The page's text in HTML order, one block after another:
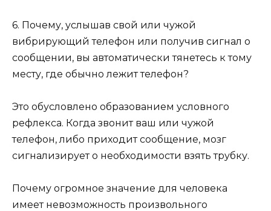
6. Почему, услышав свой или чужой
вибрирующий телефон или получив сигнал о
сообщении, вы автоматически тянетесь к тому
месту, где обычно лежит телефон?
Это обусловлено образованием условного
рефлекса. Когда звонит ваш или чужой
телефон, либо приходит сообщение, мозг
сигнализирует о необходимости взять трубку.
Почему огромное значение для человека
имеет невозможность произвольного